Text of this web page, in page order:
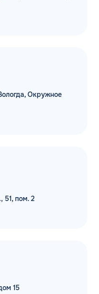
Окружное
51, пом. 2
15
принята.
с 9:00 до 18:00